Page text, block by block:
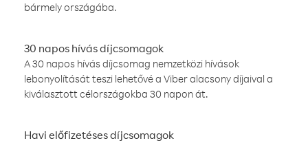
bármely országába.
30 napos hívás díjcsomagok
A 30 napos hívás díjcsomag nemzetközi hívások
lebonyolítását teszi lehetővé a Viber alacsony díjaival a
kiválasztott célországokba 30 napon át.
Havi előfizetéses díjcsomagok